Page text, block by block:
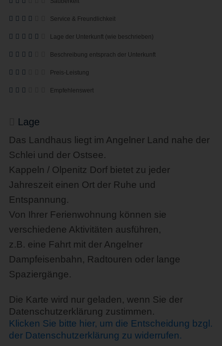
Service & Freundlichkeit
Lage der Unterkunft (wie beschrieben)
Beschreibung entsprach der Unterkunft
Preis-Leistung
Empfehlenswert
Lage
Das Landhaus liegt im Angelner Land nahe der
Schlei und der Ostsee.
Kappeln / Olpenitz Dorf bietet zu jeder
Jahreszeit einen Ort der Ruhe und
Entspannung.
Von Ihrer Ferienwohnung können sie
verschiedene Aktivitäten ausführen,
z.B. eine Fahrt mit der Angelner
Dampfeisenbahn, Radtouren oder lange
Spaziergänge.
Die Karte wird nur geladen, wenn Sie der
Datenschutzerklärung zustimmen.
Klicken Sie bitte hier, um die Entscheidung bzgl.
der Datenschutzerklärung zu widerrufen.